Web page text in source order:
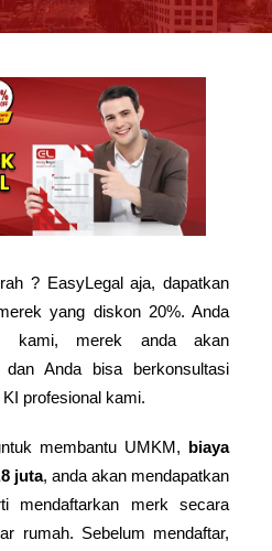
? EasyLegal aja, dapatkan
yang diskon 20%. Anda
kami, merek anda akan
Anda bisa berkonsultasi
profesional kami.
membantu UMKM, biaya
juta, anda akan mendapatkan
mendaftarkan merk secara
rumah. Sebelum mendaftar,